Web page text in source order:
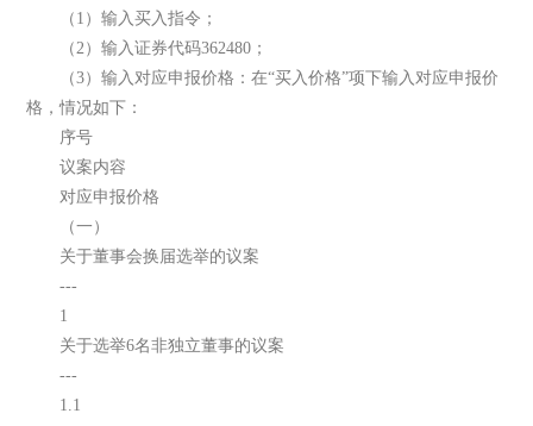
（1）输入买入指令；
（2）输入证券代码362480；
（3）输入对应申报价格：在“买入价格”项下输入对应申报价
格，情况如下：
序号
议案内容
对应申报价格
（一）
关于董事会换届选举的议案
---
1
关于选举6名非独立董事的议案
---
1.1